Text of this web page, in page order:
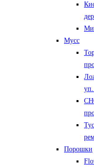
Мусс
Порошки